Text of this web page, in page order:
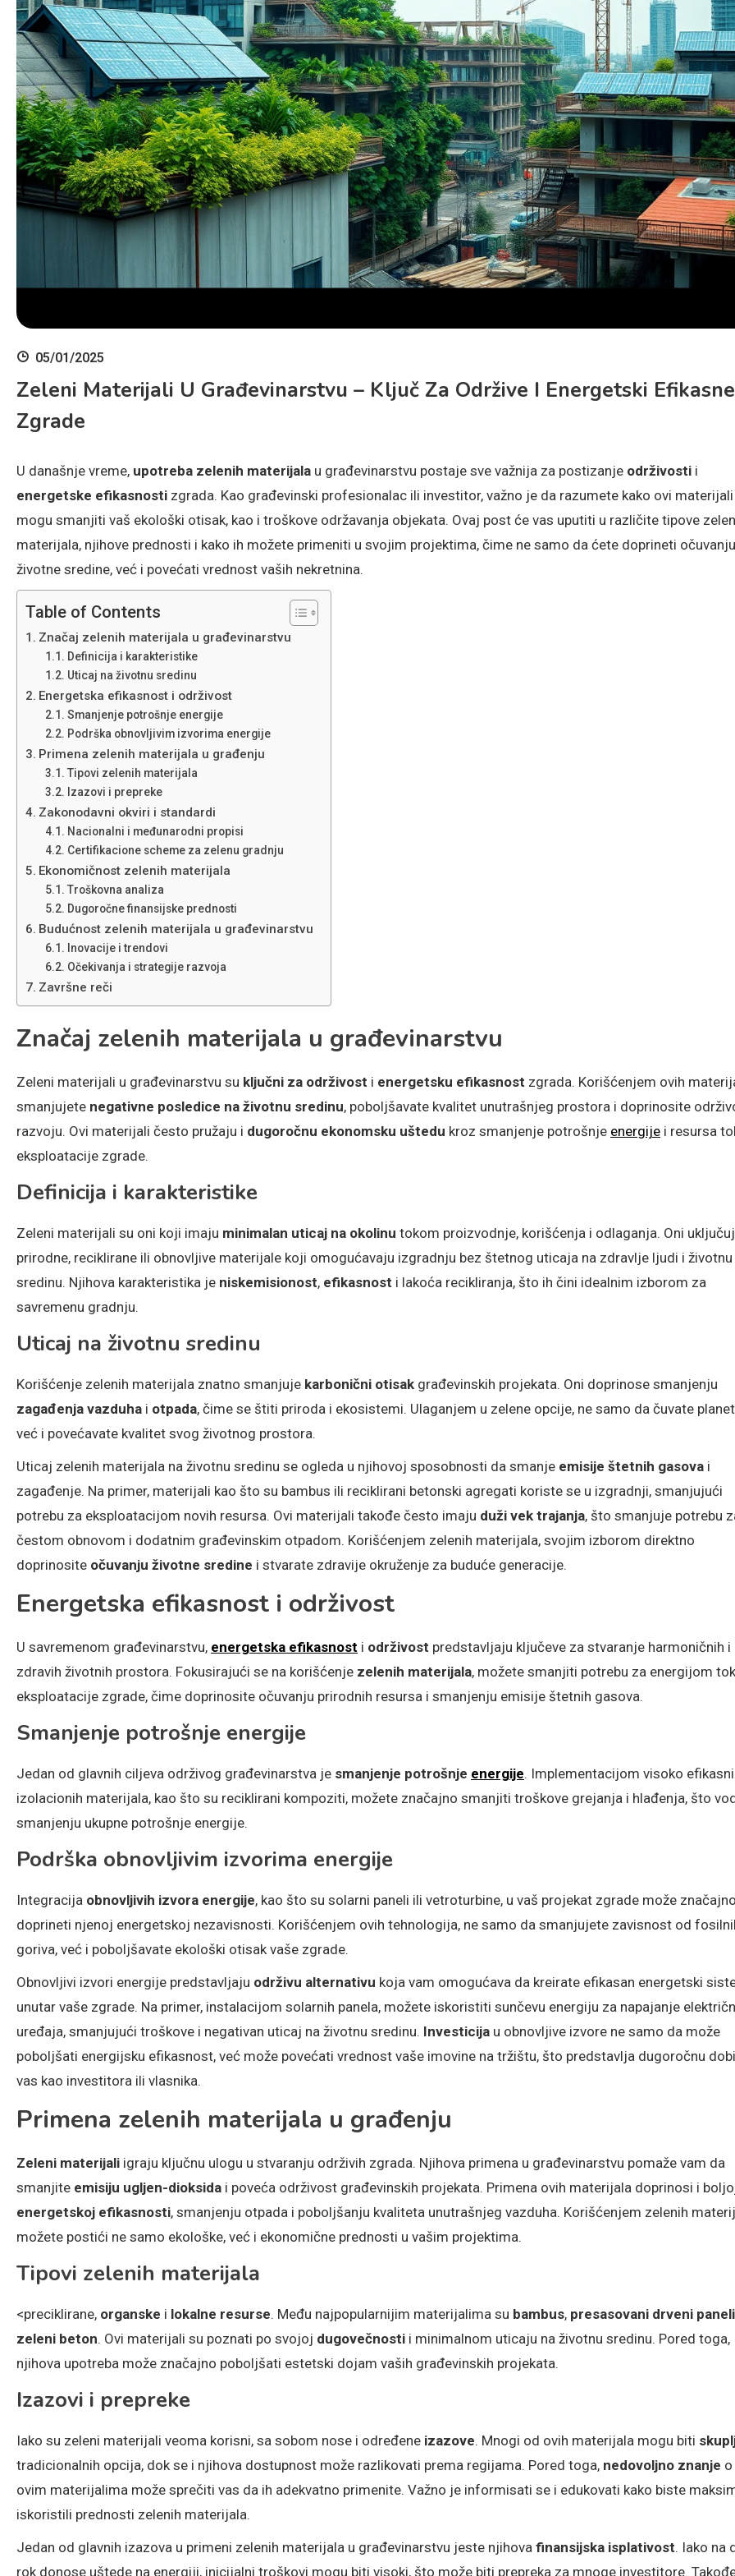
05/01/2025
Zeleni Materijali U Građevinarstvu – Ključ Za Održive I Energetski Efikasne
Zgrade
U današnje vreme, upotreba zelenih materijala u građevinarstvu postaje sve važnija za postizanje održivosti i
energetske efikasnosti zgrada. Kao građevinski profesionalac ili investitor, važno je da razumete kako ovi materijali
mogu smanjiti vaš ekološki otisak, kao i troškove održavanja objekata. Ovaj post će vas uputiti u različite tipove
materijala, njihove prednosti i kako ih možete primeniti u svojim projektima, čime ne samo da ćete doprineti očuvanju
životne sredine, već i povećati vrednost vaših nekretnina.
Table of Contents
Značaj zelenih materijala u građevinarstvu
Definicija i karakteristike
Uticaj na životnu sredinu
Energetska efikasnost i održivost
Smanjenje potrošnje energije
Podrška obnovljivim izvorima energije
Primena zelenih materijala u građenju
Tipovi zelenih materijala
Izazovi i prepreke
Zakonodavni okviri i standardi
Nacionalni i međunarodni propisi
Certifikacione scheme za zelenu gradnju
Ekonomičnost zelenih materijala
Troškovna analiza
Dugoročne finansijske prednosti
Budućnost zelenih materijala u građevinarstvu
Inovacije i trendovi
Očekivanja i strategije razvoja
Završne reči
Značaj zelenih materijala u građevinarstvu
Zeleni materijali u građevinarstvu su ključni za održivost i energetsku efikasnost zgrada. Korišćenjem ovih
smanjujete negativne posledice na životnu sredinu, poboljšavate kvalitet unutrašnjeg prostora i doprinosite
razvoju. Ovi materijali često pružaju i dugoročnu ekonomsku uštedu kroz smanjenje potrošnje energije i resursa
eksploatacije zgrade.
Definicija i karakteristike
Zeleni materijali su oni koji imaju minimalan uticaj na okolinu tokom proizvodnje, korišćenja i odlaganja. Oni
prirodne, reciklirane ili obnovljive materijale koji omogućavaju izgradnju bez štetnog uticaja na zdravlje ljudi i životnu
sredinu. Njihova karakteristika je niskemisionost, efikasnost i lakoća recikliranja, što ih čini idealnim izborom za
savremenu gradnju.
Uticaj na životnu sredinu
Korišćenje zelenih materijala znatno smanjuje karbonični otisak građevinskih projekata. Oni doprinose smanjenju
zagađenja vazduha i otpada, čime se štiti priroda i ekosistemi. Ulaganjem u zelene opcije, ne samo da čuvate
već i povećavate kvalitet svog životnog prostora.
Uticaj zelenih materijala na životnu sredinu se ogleda u njihovoj sposobnosti da smanje emisije štetnih gasova i
zagađenje. Na primer, materijali kao što su bambus ili reciklirani betonski agregati koriste se u izgradnji, smanjujući
potrebu za eksploatacijom novih resursa. Ovi materijali takođe često imaju duži vek trajanja, što smanjuje potrebu
čestom obnovom i dodatnim građevinskim otpadom. Korišćenjem zelenih materijala, svojim izborom direktno
doprinosite očuvanju životne sredine i stvarate zdravije okruženje za buduće generacije.
Energetska efikasnost i održivost
U savremenom građevinarstvu, energetska efikasnost i održivost predstavljaju ključeve za stvaranje harmoničnih i
zdravih životnih prostora. Fokusirajući se na korišćenje zelenih materijala, možete smanjiti potrebu za energijom
eksploatacije zgrade, čime doprinosite očuvanju prirodnih resursa i smanjenju emisije štetnih gasova.
Smanjenje potrošnje energije
Jedan od glavnih ciljeva održivog građevinarstva je smanjenje potrošnje energije. Implementacijom visoko
izolacionih materijala, kao što su reciklirani kompoziti, možete značajno smanjiti troškove grejanja i hlađenja, što
smanjenju ukupne potrošnje energije.
Podrška obnovljivim izvorima energije
Integracija obnovljivih izvora energije, kao što su solarni paneli ili vetroturbine, u vaš projekat zgrade može
doprineti njenoj energetskoj nezavisnosti. Korišćenjem ovih tehnologija, ne samo da smanjujete zavisnost od
goriva, već i poboljšavate ekološki otisak vaše zgrade.
Obnovljivi izvori energije predstavljaju održivu alternativu koja vam omogućava da kreirate efikasan energetski
unutar vaše zgrade. Na primer, instalacijom solarnih panela, možete iskoristiti sunčevu energiju za napajanje
uređaja, smanjujući troškove i negativan uticaj na životnu sredinu. Investicija u obnovljive izvore ne samo da može
poboljšati energijsku efikasnost, već može povećati vrednost vaše imovine na tržištu, što predstavlja dugoročnu
vas kao investitora ili vlasnika.
Primena zelenih materijala u građenju
Zeleni materijali igraju ključnu ulogu u stvaranju održivih zgrada. Njihova primena u građevinarstvu pomaže vam da
smanjite emisiju ugljen-dioksida i poveća održivost građevinskih projekata. Primena ovih materijala doprinosi i
energetskoj efikasnosti, smanjenju otpada i poboljšanju kvaliteta unutrašnjeg vazduha. Korišćenjem zelenih
možete postići ne samo ekološke, već i ekonomične prednosti u vašim projektima.
Tipovi zelenih materijala
<preciklirane, organske i lokalne resurse. Među najpopularnijim materijalima su bambus, presasovani drveni paneli
zeleni beton. Ovi materijali su poznati po svojoj dugovečnosti i minimalnom uticaju na životnu sredinu. Pored toga,
njihova upotreba može značajno poboljšati estetski dojam vaših građevinskih projekata.
Izazovi i prepreke
Iako su zeleni materijali veoma korisni, sa sobom nose i određene izazove. Mnogi od ovih materijala mogu biti
tradicionalnih opcija, dok se i njihova dostupnost može razlikovati prema regijama. Pored toga, nedovoljno znanje o
ovim materijalima može sprečiti vas da ih adekvatno primenite. Važno je informisati se i edukovati kako biste
iskoristili prednosti zelenih materijala.
Jedan od glavnih izazova u primeni zelenih materijala u građevinarstvu jeste njihova finansijska isplativost. Iako na
rok donose uštede na energiji, inicijalni troškovi mogu biti visoki, što može biti prepreka za mnoge investitore.